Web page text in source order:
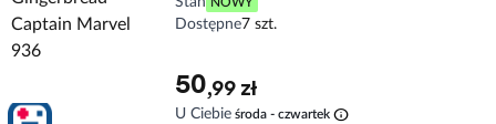
Dostępne7 szt.
50,99 zł
U Ciebie środa - czwartek info